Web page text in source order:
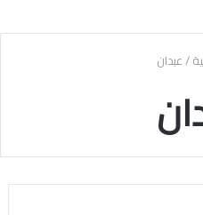
/عبدان